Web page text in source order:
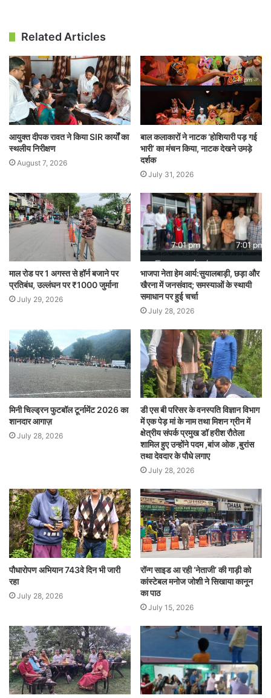
Related Articles
आयुक्त दीपक रावत ने किया SIR कार्यों का
स्थलीय निरीक्षण
August 7, 2026
बाल कलाकारों ने नाटक ‘होशियारी पड़ गई
भारी’ का मंचन किया, नाटक देखने उमड़े
दर्शक
July 31, 2026
माल रोड पर 1 अगस्त से हॉर्न बजाने पर
प्रतिबंध, उल्लंघन पर ₹1000 जुर्माना
July 29, 2026
भाजपा नेता हेम आर्य:सुयालबाड़ी, छड़ा और
खैरना में जनसंवाद; समस्याओं के स्थायी
समाधान पर हुई चर्चा
July 28, 2026
मिनी चिल्ड्रन फुटबॉल टूर्नामेंट 2026 का
शानदार आगाज़
July 28, 2026
डी एस बी परिसर के वनस्पति विज्ञान विभाग
में एक पेड़ मां के नाम तथा मिशन ग्रीन में
क्षेत्रीय संपर्क प्रमुख डॉ हरीश रौतेला
शामिल हुए उन्होंने पदम ,बांज ओक ,बुरांस
तथा देवदार के पौधे लगाए
July 28, 2026
पौधारोपण अभियान 743वे दिन भी जारी
रहा
July 28, 2026
रॉन्ग साइड आ रही ‘नेताजी’ की गाड़ी को
कांस्टेबल मनोज जोशी ने सिखाया कानून
का पाठ
July 15, 2026